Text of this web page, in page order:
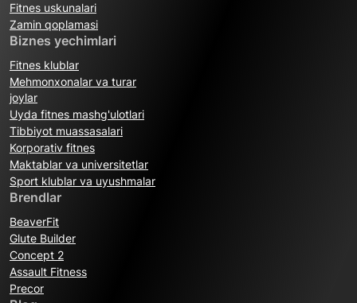
Fitnes uskunalari
Zamin qoplamasi
Biznes yechimlari
Fitnes klublar
Mehmonxonalar va turar
joylar
Uyda fitnes mashg'ulotlari
Tibbiyot muassasalari
Korporativ fitnes
Maktablar va universitetlar
Sport klublar va uyushmalar
Brendlar
BeaverFit
Glute Builder
Concept 2
Assault Fitness
Precor